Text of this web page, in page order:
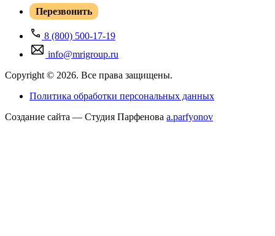
Перезвонить
8 (800) 500-17-19
info@mrigroup.ru
Copyright © 2026. Все права защищены.
Политика обработки персональных данных
Создание сайта — Студия Парфенова a.parfyonov